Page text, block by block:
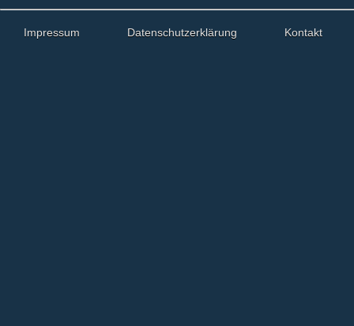
Impressum Datenschutzerklärung Kontakt